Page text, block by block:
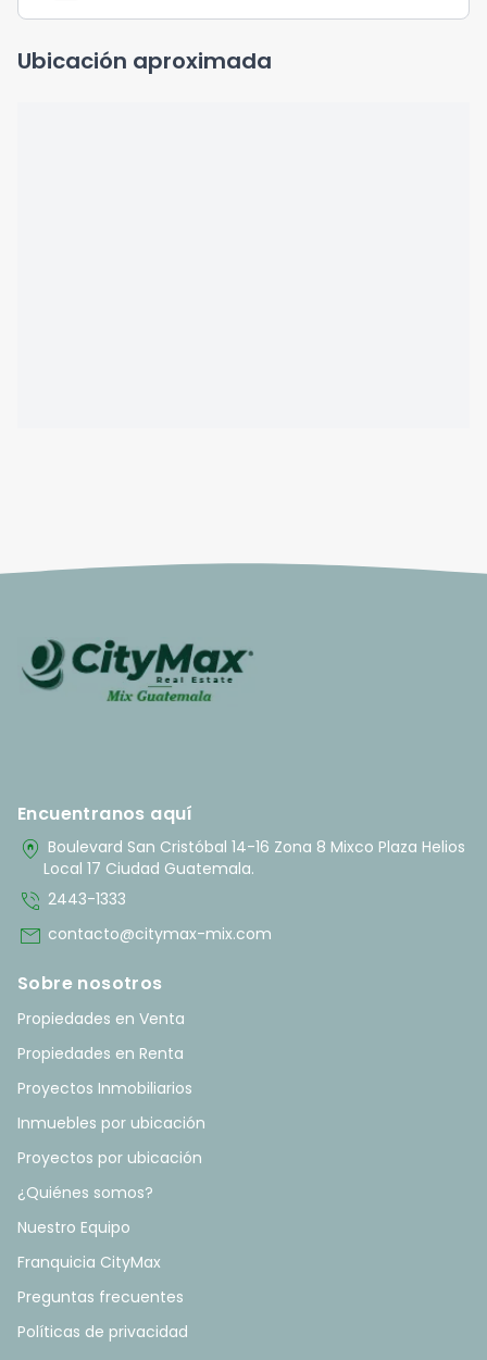
Ubicación aproximada
Encuentranos aquí
home_pin Boulevard San Cristóbal 14-16 Zona 8 Mixco Plaza Helios
Local 17 Ciudad Guatemala.
phone_in_talk 2443-1333
mail contacto@citymax-mix.com
Sobre nosotros
Propiedades en Venta
Propiedades en Renta
Proyectos Inmobiliarios
Inmuebles por ubicación
Proyectos por ubicación
¿Quiénes somos?
Nuestro Equipo
Franquicia CityMax
Preguntas frecuentes
Políticas de privacidad